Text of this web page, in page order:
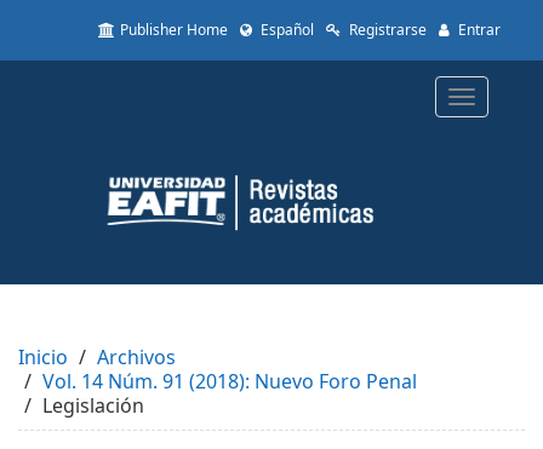
to
Content
Sidebar
Publisher Home Español Registrarse Entrar
Toggle
Inicio
Archivos
Vol. 14 Núm. 91 (2018): Nuevo Foro Penal
Legislación